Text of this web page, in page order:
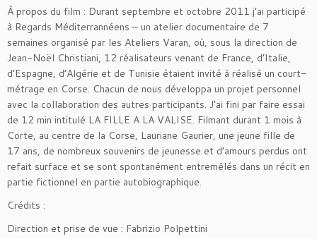
À propos du film : Durant septembre et octobre 2011 j’ai participé
à Regards Méditerrannéens – un atelier documentaire de 7
semaines organisé par les Ateliers Varan, où, sous la direction de
Jean-Noël Christiani, 12 réalisateurs venant de France, d’Italie,
d’Espagne, d’Algérie et de Tunisie étaient invité à réalisé un court-
métrage en Corse. Chacun de nous développa un projet personnel
avec la collaboration des autres participants. J’ai fini par faire essai
de 12 min intitulé LA FILLE A LA VALISE. Filmant durant 1 mois à
Corte, au centre de la Corse, Lauriane Gaurier, une jeune fille de
17 ans, de nombreux souvenirs de jeunesse et d’amours perdus ont
refait surface et se sont spontanément entremêlés dans un récit en
partie fictionnel en partie autobiographique.
Crédits :
Direction et prise de vue : Fabrizio Polpettini